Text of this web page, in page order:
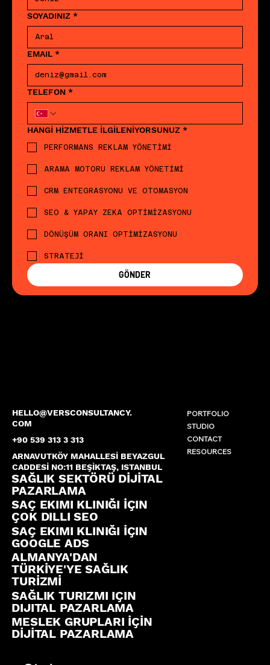
HELLO@VERSCONSULTANCY.
COM
+90 539 313 3 313
ARNAVUTKÖY MAHALLESİ BEYAZGUL
CADDESİ NO:11 BEŞİKTAŞ, ISTANBUL
SAĞLIK SEKTÖRÜ DİJİTAL
PAZARLAMA
SAÇ EKIMI KLINIĞI İÇIN
ÇOK DILLI SEO
SAÇ EKIMI KLINIĞI İÇIN
GOOGLE ADS
ALMANYA'DAN
TÜRKİYE'YE SAĞLIK
TURİZMİ
SAĞLIK TURIZMI IÇIN
DIJITAL PAZARLAMA
MESLEK GRUPLARI İÇİN
DİJİTAL PAZARLAMA
PORTFOLIO
STUDIO
CONTACT
RESOURCES
SOYADINIZ *
EMAIL *
TELEFON *
HANGİ HİZMETLE İLGİLENİYORSUNUZ *
PERFORMANS REKLAM YÖNETİMİ
ARAMA MOTORU REKLAM YÖNETİMİ
CRM ENTEGRASYONU VE OTOMASYON
SEO & YAPAY ZEKA OPTİMİZASYONU
DÖNÜŞÜM ORANI OPTİMİZASYONU
STRATEJİ
GÖNDER